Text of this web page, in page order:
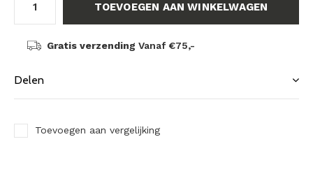
TOEVOEGEN AAN WINKELWAGEN
Gratis verzending Vanaf €75,-
Delen
Toevoegen aan vergelijking